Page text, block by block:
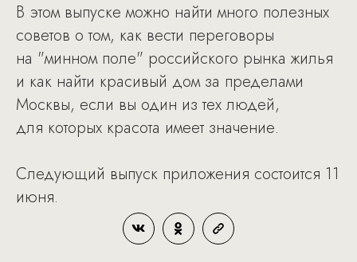
В этом выпуске можно найти много полезных
советов о том, как вести переговоры
на "минном поле" российского рынка жилья
и как найти красивый дом за пределами
Москвы, если вы один из тех людей,
для которых красота имеет значение.
Следующий выпуск приложения состоится 11
июня.